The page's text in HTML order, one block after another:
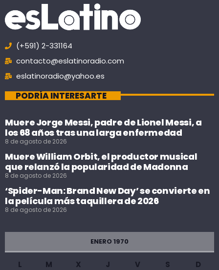
(+591) 2-331164
contacto@eslatinoradio.com
eslatinoradio@yahoo.es
PODRÍA INTERESARTE
Muere Jorge Messi, padre de Lionel Messi, a
los 68 años tras una larga enfermedad
8 de agosto de 2026
Muere William Orbit, el productor musical
que relanzó la popularidad de Madonna
8 de agosto de 2026
‘Spider-Man: Brand New Day’ se convierte en
la película más taquillera de 2026
8 de agosto de 2026
ENERO 1970
L M X J V S
D